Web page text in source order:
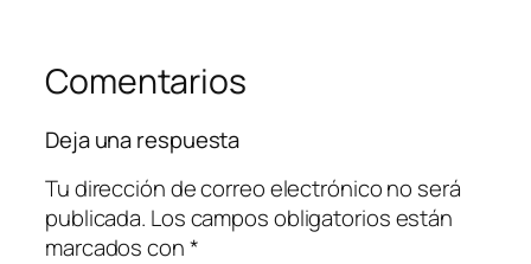
Comentarios
Deja una respuesta
Tu dirección de correo electrónico no será
publicada. Los campos obligatorios están
marcados con*